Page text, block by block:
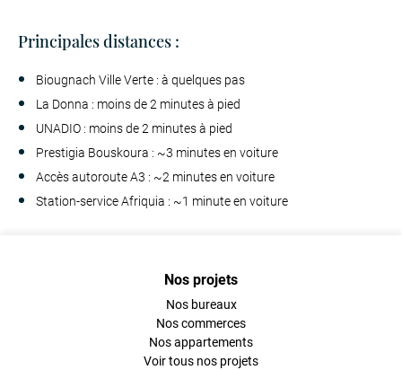
Principales distances :
Biougnach Ville Verte : à quelques pas
La Donna : moins de 2 minutes à pied
UNADIO : moins de 2 minutes à pied
Prestigia Bouskoura : ~3 minutes en voiture
Accès autoroute A3 : ~2 minutes en voiture
Station-service Afriquia : ~1 minute en voiture
Nos projets
Nos bureaux
Nos commerces
Nos appartements
Voir tous nos projets